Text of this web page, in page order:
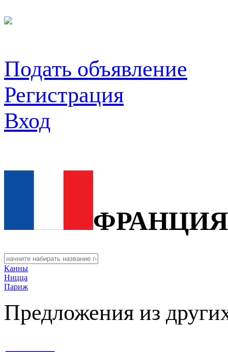
Подать объявление
Регистрация
Вход
ФРАНЦИЯ
Канны
Ницца
Париж
Предложения из